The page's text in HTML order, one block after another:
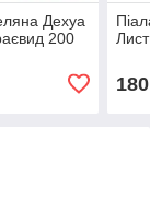
Дехуа
200
180